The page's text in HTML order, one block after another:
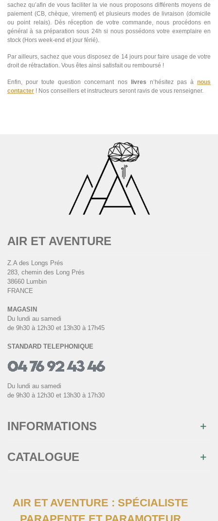
sachez qu’afin de vous faciliter la vie nous proposons différents moyens de
paiement (CB, chèque, virement) et plusieurs modes de livraison (domicile
ou point relais). Dès réception de votre commande, nous procédons en
général à sa préparation sous 24h si nous possédons votre exemplaire en
stock (Hors week-end et jour férié).
Par ailleurs, sachez que vous disposez de 14 jours pour faire usage de votre
droit de rétractation. Vous êtes ainsi satisfait ou remboursé !
Enfin, pour toute question concernant nos livres n’hésitez pas ànous
contacter ! Nos conseillers et instructeurs seront ravis de vous renseigner.
AIR ET AVENTURE
Z.A des Longs Prés
283, chemin des Long Prés
38660 Lumbin
FRANCE
MAGASIN
Du lundi au samedi
de 9h30 à 12h30 et 13h30 à 17h45
STANDARD TELEPHONIQUE
Du lundi au samedi
de 9h30 à 12h30 et 13h30 à 17h30
INFORMATIONS
CATALOGUE
AIR ET AVENTURE : SPÉCIALISTE